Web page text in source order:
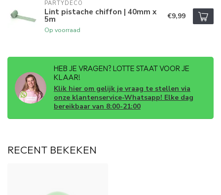
PARTYDECO
Lint pistache chiffon | 40mm x
5m
Op voorraad
€9,99
HEB JE VRAGEN? LOTTE STAAT VOOR JE
KLAAR!
Klik hier om gelijk je vraag te stellen via
onze klantenservice-Whatsapp! Elke dag
bereikbaar van 8:00-21:00
RECENT BEKEKEN